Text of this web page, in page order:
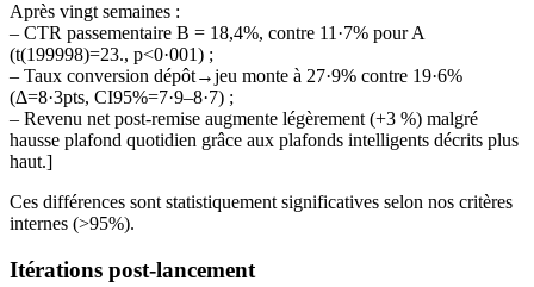
Après vingt semaines :
– CTR passementaire B = 18,4%, contre 11·7% pour A
(t(199998)=23., p<0·001) ;
– Taux conversion dépôt→jeu monte à 27·9% contre 19·6%
(Δ=8·3pts, CI95%=7·9–8·7) ;
– Revenu net post-remise augmente légèrement (+3 %) malgré
hausse plafond quotidien grâce aux plafonds intelligents décrits plus
haut.]
Ces différences sont statistiquement significatives selon nos critères
internes (>95%).
Itérations post‑lancement